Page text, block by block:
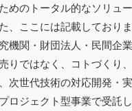
めのトータル的なソリュ
、ここには記載しており
機関・財団法人・民間企
りではなく、コトづくり
次世代技術の対応開発・
ロジェクト型事業で受託